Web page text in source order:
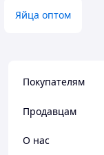
Яйца оптом
Покупателям
Продавцам
О нас